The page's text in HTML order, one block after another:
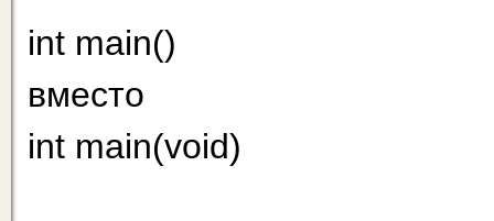
int main()
вместо
int main(void)